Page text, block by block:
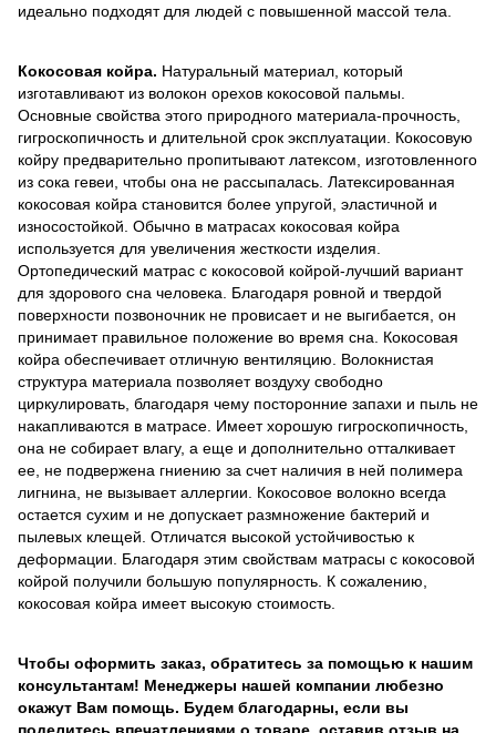
идеально подходят для людей с повышенной массой тела.
Кокосовая койра. Натуральный материал, который
изготавливают из волокон орехов кокосовой пальмы.
Основные свойства этого природного материала-прочность,
гигроскопичность и длительной срок эксплуатации. Кокосовую
койру предварительно пропитывают латексом, изготовленного
из сока гевеи, чтобы она не рассыпалась. Латексированная
кокосовая койра становится более упругой, эластичной и
износостойкой. Обычно в матрасах кокосовая койра
используется для увеличения жесткости изделия.
Ортопедический матрас с кокосовой койрой-лучший вариант
для здорового сна человека. Благодаря ровной и твердой
поверхности позвоночник не провисает и не выгибается, он
принимает правильное положение во время сна. Кокосовая
койра обеспечивает отличную вентиляцию. Волокнистая
структура материала позволяет воздуху свободно
циркулировать, благодаря чему посторонние запахи и пыль не
накапливаются в матрасе. Имеет хорошую гигроскопичность,
она не собирает влагу, а еще и дополнительно отталкивает
ее, не подвержена гниению за счет наличия в ней полимера
лигнина, не вызывает аллергии. Кокосовое волокно всегда
остается сухим и не допускает размножение бактерий и
пылевых клещей. Отличатся высокой устойчивостью к
деформации. Благодаря этим свойствам матрасы с кокосовой
койрой получили большую популярность. К сожалению,
кокосовая койра имеет высокую стоимость.
Чтобы оформить заказ, обратитесь за помощью к нашим
консультантам! Менеджеры нашей компании любезно
окажут Вам помощь. Будем благодарны, если вы
поделитесь впечатлениями о товаре, оставив отзыв на